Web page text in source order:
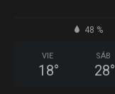
48 %
VIE
18°
SÁB
28°